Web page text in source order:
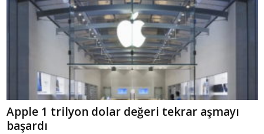
Apple 1 trilyon dolar değeri tekrar aşmayı
başardı